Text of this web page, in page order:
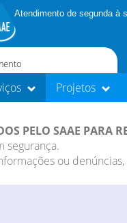
Atendimento de segunda à
Projetos
PELO SAAE PARA
segurança.
ou